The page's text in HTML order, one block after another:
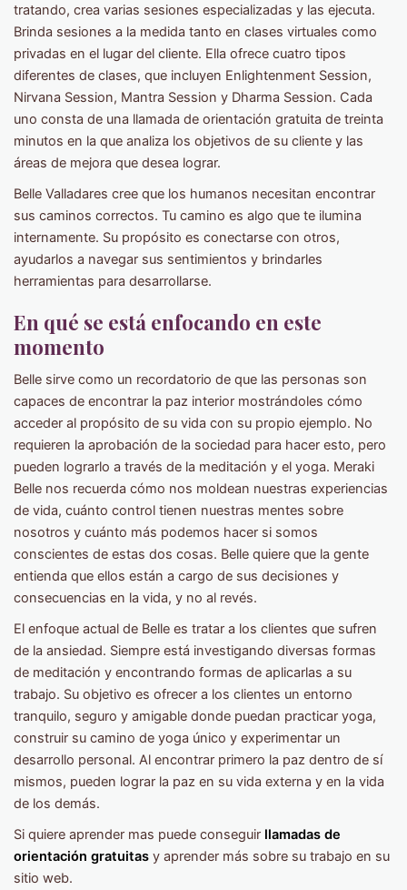
tratando, crea varias sesiones especializadas y las ejecuta.
Brinda sesiones a la medida tanto en clases virtuales como
privadas en el lugar del cliente. Ella ofrece cuatro tipos
diferentes de clases, que incluyen Enlightenment Session,
Nirvana Session, Mantra Session y Dharma Session. Cada
uno consta de una llamada de orientación gratuita de treinta
minutos en la que analiza los objetivos de su cliente y las
áreas de mejora que desea lograr.
Belle Valladares cree que los humanos necesitan encontrar
sus caminos correctos. Tu camino es algo que te ilumina
internamente. Su propósito es conectarse con otros,
ayudarlos a navegar sus sentimientos y brindarles
herramientas para desarrollarse.
En qué se está enfocando en este
momento
Belle sirve como un recordatorio de que las personas son
capaces de encontrar la paz interior mostrándoles cómo
acceder al propósito de su vida con su propio ejemplo. No
requieren la aprobación de la sociedad para hacer esto, pero
pueden lograrlo a través de la meditación y el yoga. Meraki
Belle nos recuerda cómo nos moldean nuestras experiencias
de vida, cuánto control tienen nuestras mentes sobre
nosotros y cuánto más podemos hacer si somos
conscientes de estas dos cosas. Belle quiere que la gente
entienda que ellos están a cargo de sus decisiones y
consecuencias en la vida, y no al revés.
El enfoque actual de Belle es tratar a los clientes que sufren
de la ansiedad. Siempre está investigando diversas formas
de meditación y encontrando formas de aplicarlas a su
trabajo. Su objetivo es ofrecer a los clientes un entorno
tranquilo, seguro y amigable donde puedan practicar yoga,
construir su camino de yoga único y experimentar un
desarrollo personal. Al encontrar primero la paz dentro de sí
mismos, pueden lograr la paz en su vida externa y en la vida
de los demás.
Si quiere aprender mas puede conseguir llamadas de
orientación gratuitas y aprender más sobre su trabajo en su
sitio web.